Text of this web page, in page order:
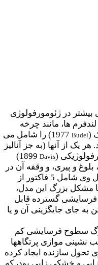
در ژئومورفولوژی
ها، مانند چرخه
Budel
1977) را شامل می
1960 مد نظر بودند را ارائه می دهند. هر یک از آنها (به جز آنالیز
Davis
1899)
و پیری، و وقفه آن در
نقاطی جداگانه بطور گسترده در طول زمان که بوسیله بالاآمدگی توده های تکنوتیکی انجام می شود، بسیار جذاب است. دیویس ادعا کرد که مدل وی شامل 5 فاکتور از
مشکل بزرگ این مدل،
فرسایشی گسترده قابل
به جای جایگزینی آن و یا
سطوح فرسایشی کم
نشینی موازی پرتگاهها
تحول سازنده ایجاد کرده